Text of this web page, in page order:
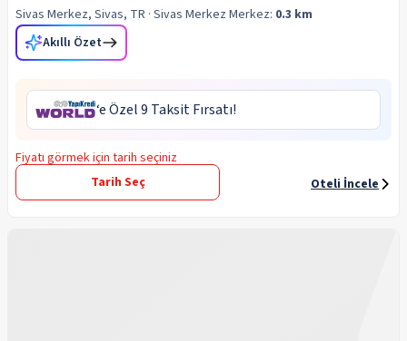
Sivas Merkez, Sivas, TR · Sivas Merkez Merkez: 0.3 km
Akıllı Özet
‘e Özel 9 Taksit Fırsatı!
Fiyatı görmek için tarih seçiniz
Tarih Seç
Oteli İncele